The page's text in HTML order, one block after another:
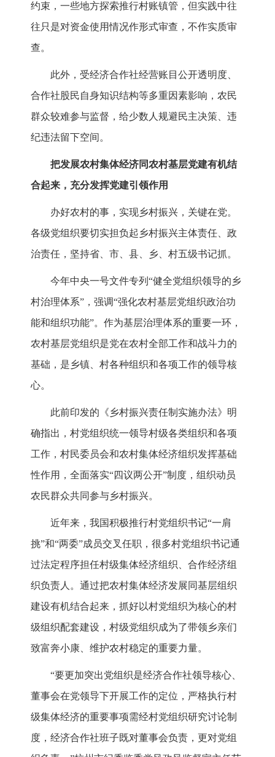
约束，一些地方探索推行村账镇管，但实践中往
往只是对资金使用情况作形式审查，不作实质审
查。
此外，受经济合作社经营账目公开透明度、
合作社股民自身知识结构等多重因素影响，农民
群众较难参与监督，给少数人规避民主决策、违
纪违法留下空间。
把发展农村集体经济同农村基层党建有机结
合起来，充分发挥党建引领作用
办好农村的事，实现乡村振兴，关键在党。
各级党组织要切实担负起乡村振兴主体责任、政
治责任，坚持省、市、县、乡、村五级书记抓。
今年中央一号文件专列“健全党组织领导的乡
村治理体系”，强调“强化农村基层党组织政治功
能和组织功能”。作为基层治理体系的重要一环，
农村基层党组织是党在农村全部工作和战斗力的
基础，是乡镇、村各种组织和各项工作的领导核
心。
此前印发的《乡村振兴责任制实施办法》明
确指出，村党组织统一领导村级各类组织和各项
工作，村民委员会和农村集体经济组织发挥基础
性作用，全面落实“四议两公开”制度，组织动员
农民群众共同参与乡村振兴。
近年来，我国积极推行村党组织书记“一肩
挑”和“两委”成员交叉任职，很多村党组织书记通
过法定程序担任村级集体经济组织、合作经济组
织负责人。通过把农村集体经济发展同基层组织
建设有机结合起来，抓好以村党组织为核心的村
级组织配套建设，村级党组织成为了带领乡亲们
致富奔小康、维护农村稳定的重要力量。
“要更加突出党组织是经济合作社领导核心、
董事会在党领导下开展工作的定位，严格执行村
级集体经济的重要事项需经村党组织研究讨论制
度，经济合作社班子既对董事会负责，更对党组